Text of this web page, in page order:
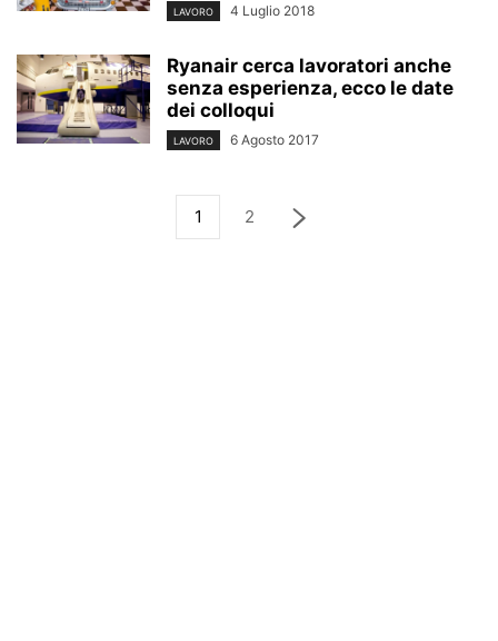
LAVORO 4 Luglio 2018
Ryanair cerca lavoratori anche
senza esperienza, ecco le date
dei colloqui
LAVORO 6 Agosto 2017
1 2